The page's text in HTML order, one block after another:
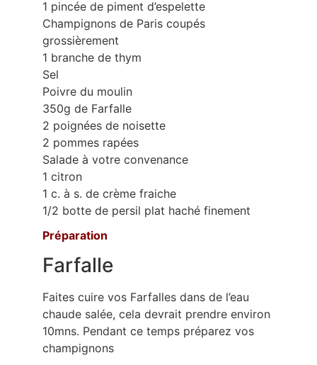
1 pincée de piment d’espelette
Champignons de Paris coupés
grossièrement
1 branche de thym
Sel
Poivre du moulin
350g de Farfalle
2 poignées de noisette
2 pommes rapées
Salade à votre convenance
1 citron
1 c. à s. de crème fraiche
1/2 botte de persil plat haché finement
Préparation
Farfalle
Faites cuire vos Farfalles dans de l’eau
chaude salée, cela devrait prendre environ
10mns. Pendant ce temps préparez vos
champignons